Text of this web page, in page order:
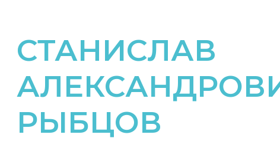
СТАНИСЛАВ
РЫБЦОВ